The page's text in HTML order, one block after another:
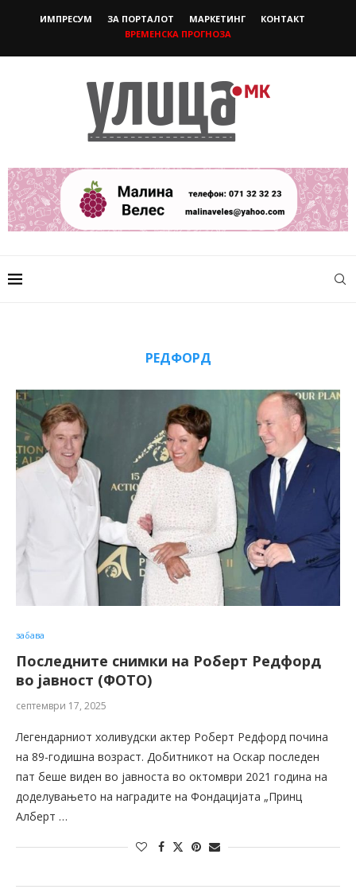
ИМПРЕСУМ ЗА ПОРТАЛОТ МАРКЕТИНГ
КОНТАКТ
ВРЕМЕНСКА ПРОГНОЗА
РЕДФОРД
забава
Последните снимки на Роберт Редфорд
во јавност (ФОТО)
септември 17, 2025
Легендарниот холивудски актер Роберт Редфорд почина
на 89-годишна возраст. Добитникот на Оскар последен
пат беше виден во јавноста во октомври 2021 година на
доделувањето на наградите на Фондацијата „Принц
Алберт …